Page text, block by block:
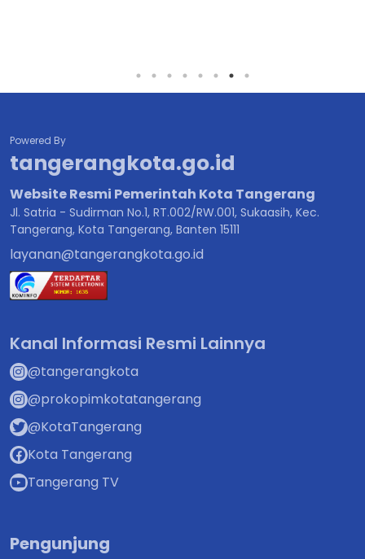
Powered By
tangerangkota.go.id
Website Resmi Pemerintah Kota Tangerang
Jl. Satria - Sudirman No.1, RT.002/RW.001, Sukaasih, Kec.
Tangerang, Kota Tangerang, Banten 15111
layanan@tangerangkota.go.id
Kanal Informasi Resmi Lainnya
@tangerangkota
@prokopimkotatangerang
@KotaTangerang
Kota Tangerang
Tangerang TV
Pengunjung